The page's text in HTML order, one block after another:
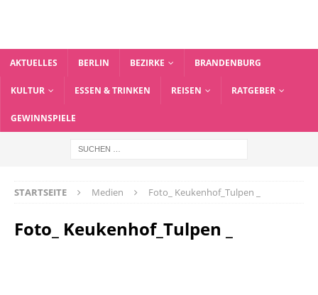
AKTUELLES BERLIN BEZIRKE BRANDENBURG
KULTUR ESSEN & TRINKEN REISEN RATGEBER
GEWINNSPIELE
STARTSEITE Medien Foto_ Keukenhof_Tulpen _
Foto_ Keukenhof_Tulpen _